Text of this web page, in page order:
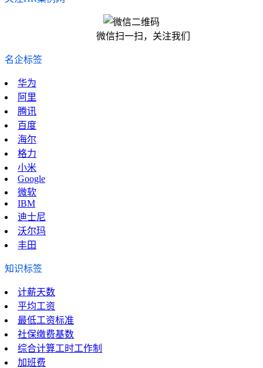
微信扫一扫，关注我们
名企标签
华为
阿里
腾讯
百度
海尔
格力
小米
Google
微软
IBM
迪士尼
沃尔玛
丰田
知识标签
计薪天数
平均工资
最低工资标准
社保缴费基数
综合计算工时工作制
加班费